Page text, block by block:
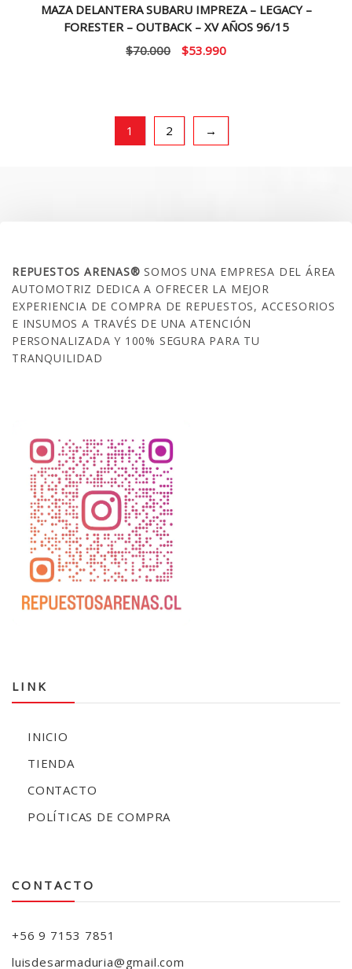
MAZA DELANTERA SUBARU IMPREZA – LEGACY –
FORESTER – OUTBACK – XV AÑOS 96/15
$70.000
El
$53.990El
1 2 →
REPUESTOS ARENAS®SOMOS UNA EMPRESA DEL ÁREA
AUTOMOTRIZ DEDICA A OFRECER LA MEJOR
EXPERIENCIA DE COMPRA DE REPUESTOS, ACCESORIOS
E INSUMOS A TRAVÉS DE UNA ATENCIÓN
PERSONALIZADA Y 100% SEGURA PARA TU
TRANQUILIDAD
LINK
INICIO
TIENDA
CONTACTO
POLÍTICAS DE COMPRA
CONTACTO
+56 9 7153 7851
luisdesarmaduria@gmail.com